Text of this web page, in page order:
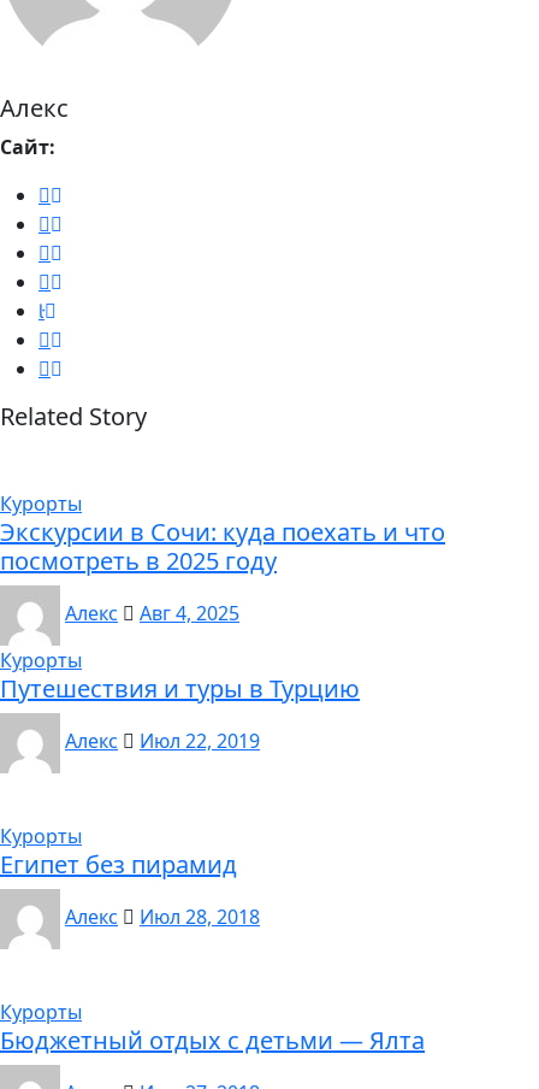
Алекс
Сайт:
Related Story
Курорты
Экскурсии в Сочи: куда поехать и что
посмотреть в 2025 году
Алекс
Авг 4, 2025
Курорты
Путешествия и туры в Турцию
Алекс Июл 22, 2019
Курорты
Египет без пирамид
Алекс Июл 28, 2018
Курорты
Бюджетный отдых с детьми — Ялта